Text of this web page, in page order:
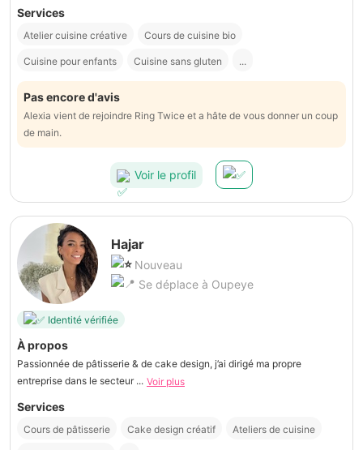
Services
Atelier cuisine créative Cours de cuisine bio
Cuisine pour enfants Cuisine sans gluten ...
Pas encore d'avis
Alexia vient de rejoindre Ring Twice et a hâte de vous donner un coup
de main.
Voir le profil
Hajar
Nouveau
Se déplace à Oupeye
Identité vérifiée
À propos
Passionnée de pâtisserie & de cake design, j’ai dirigé ma propre
entreprise dans le secteur ... Voir plus
Services
Cours de pâtisserie Cake design créatif Ateliers de cuisine